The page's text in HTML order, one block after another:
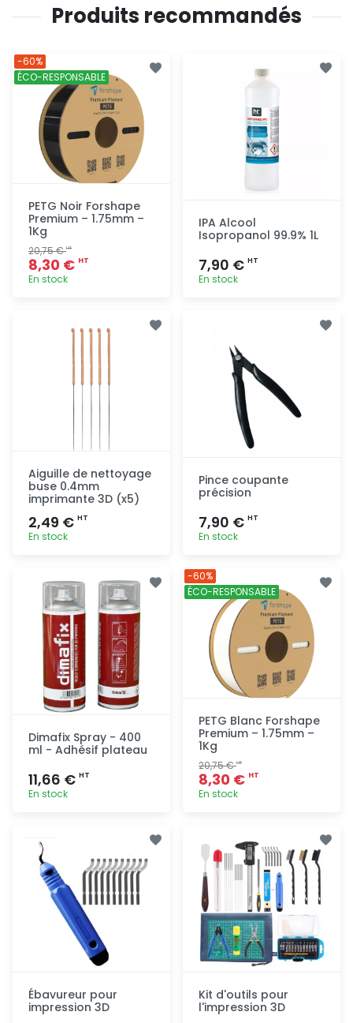
Produits recommandés
PETG Noir Forshape
Premium – 1.75mm –
1Kg
20,75 €HT
8,30 € HT
En stock
rapide
-60%
ÉCO-RESPONSABLE
IPA Alcool
Isopropanol 99.9% 1L
7,90 € HT
En stock
Aiguille de nettoyage
buse 0.4mm
imprimante 3D (x5)
2,49 € HT
En stock
rapide
Pince coupante
précision
7,90 € HT
En stock
rapide
Dimafix Spray - 400
ml - Adhésif plateau
11,66 € HT
En stock
PETG Blanc Forshape
Premium – 1.75mm –
1Kg
20,75 €HT
8,30 € HT
En stock
rapide
-60%
ÉCO-RESPONSABLE
Ébavureur pour
impression 3D
Kit d'outils pour
l'impression 3D